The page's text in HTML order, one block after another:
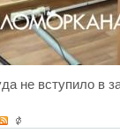
не вступило в